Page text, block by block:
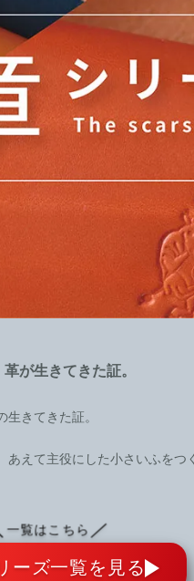
が生きてきた証。
きてきた証。
えて主役にした小さいふをつ
一覧はこちら ／
ーズ一覧を見る